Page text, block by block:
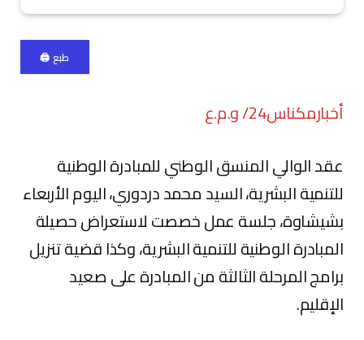
طبع 🖨
أخبارمكناس24/ و.م.ع
عقد الوالي المنسق الوطني للمبادرة الوطنية
للتنمية البشرية، السيد محمد دردوري، اليوم الأربعاء
بشيشاوة، جلسة عمل خصصت لاستعراض حصيلة
المبادرة الوطنية للتنمية البشرية، وكذا قضية تنزيل
برامج المرحلة الثالثة من المبادرة على صعيد
الإقليم.